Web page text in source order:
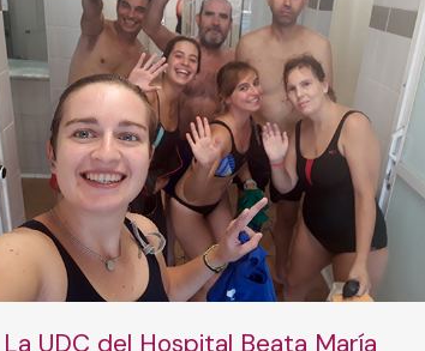
La UDC del Hospital Beata María